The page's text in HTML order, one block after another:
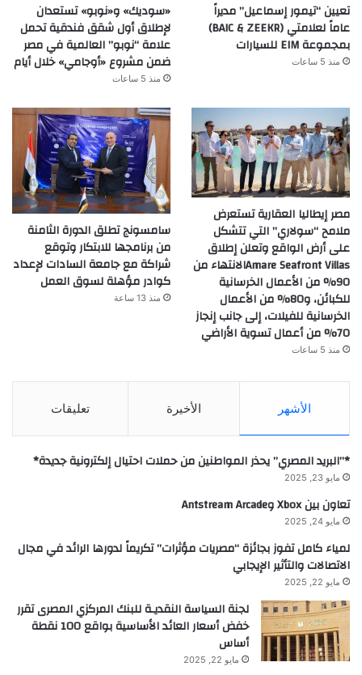
تعيين “تيمور إسماعيل” مديراً
عاماً لعلامتي (BAIC & ZEEKR)
بمجموعة EIM للسيارات
منذ 5 ساعات
«سوديك» و«نوبو» تستعدان
لإطلاق أول شقق فندقية تحمل
علامة “نوبو” العالمية في مصر
ضمن مشروع «أوجامي» خلال أيام
منذ 5 ساعات
مصر إيطاليا العقارية تستعرض
ملامح “سولاري” التي تتشكل
على أرض الواقع وتعلن إطلاق
Amare Seafront Villasالانتهاء من
90% من الأعمال الخرسانية
للكبائن، و80% من الأعمال
الخرسانية للفيلات، إلى جانب إنجاز
70% من أعمال تسوية الأراضي
منذ 5 ساعات
سامسونج تطلق الدورة الثامنة
من برنامجها للابتكار وتوقع
شراكة مع جامعة السادات لإعداد
كوادر مؤهلة لسوق العمل
منذ 13 ساعة
الأشهر الأخيرة تعليقات
*”البريد المصري” يحذر المواطنين من حملات احتيال إلكترونية جديدة*
مايو 23, 2025
تعاون بين Xbox وAntstream Arcade
مايو 24, 2025
لمياء كامل تفوز بجائزة “مصريات مؤثرات” تكريماً لدورها الرائد في مجال
الاتصالات والتأثير الإيجابي
مايو 22, 2025
لجنة السياسة النقديـة للبنك المركزي المصرى تقرر
خفض أسعار العائد الأساسية بواقع 100 نقطة
أساس
مايو 22, 2025